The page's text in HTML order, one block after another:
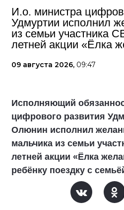
И.о. министра
Удмуртии исполнил
из семьи участника
летней акции «Ёлка
09 августа 2026, 09:47
Исполняющий
цифрового развития
Олюнин исполнил
мальчика из семьи
летней акции «Ёлка
ребёнку поездку с